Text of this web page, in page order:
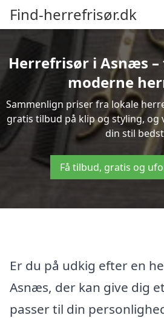
Find-herrefrisør.dk
Herrefrisør i Asnæs
moderne
Sammenlign priser fra lokale
gratis tilbud på klip og styling,
din stil
Få tilbud, gratis og
Er du på udkig efter en
Asnæs, der kan give dig
passer til din